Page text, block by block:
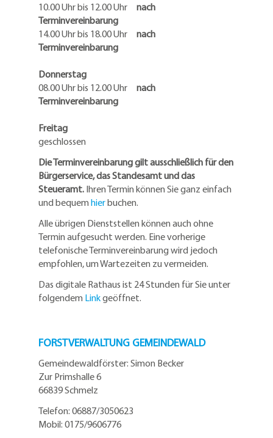
10.00 Uhr bis 12.00 Uhr nach
Terminvereinbarung
14.00 Uhr bis 18.00 Uhr nach
Terminvereinbarung
Donnerstag
08.00 Uhr bis 12.00 Uhr nach
Terminvereinbarung
Freitag
geschlossen
Die Terminvereinbarung gilt ausschließlich für den
Bürgerservice, das Standesamt und das
Steueramt. Ihren Termin können Sie ganz einfach
und bequem hierbuchen.
Alle übrigen Dienststellen können auch ohne
Termin aufgesucht werden. Eine vorherige
telefonische Terminvereinbarung wird jedoch
empfohlen, um Wartezeiten zu vermeiden.
Das digitale Rathaus ist 24 Stunden für Sie unter
folgendem Linkgeöffnet.
FORSTVERWALTUNG GEMEINDEWALD
Gemeindewaldförster: Simon Becker
Zur Primshalle 6
66839 Schmelz
Telefon: 06887/3050623
Mobil: 0175/9606776